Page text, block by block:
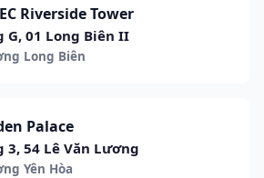
Riverside Tower
G, 01 Long Biên II
Long Biên
Palace
3, 54 Lê Văn Lương
Yên Hòa